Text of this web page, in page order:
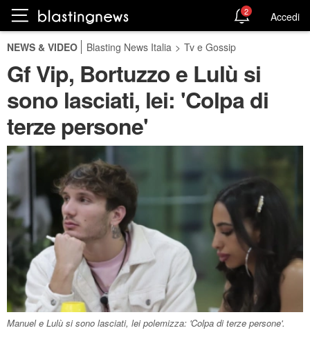
2 Accedi
NEWS & VIDEO Blasting News Italia > Tv e Gossip
Gf Vip, Bortuzzo e Lulù si
sono lasciati, lei: 'Colpa di
terze persone'
Manuel e Lulù si sono lasciati, lei polemizza: 'Colpa di terze persone'.